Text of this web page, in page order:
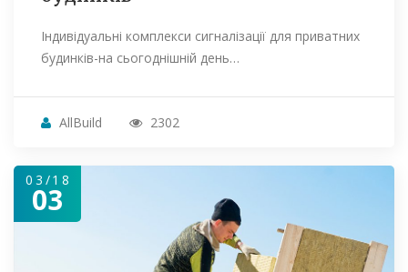
Індивідуальні комплекси сигналізації для приватних
будинків-на сьогоднішній день…
AllBuild 2302
03/18
03